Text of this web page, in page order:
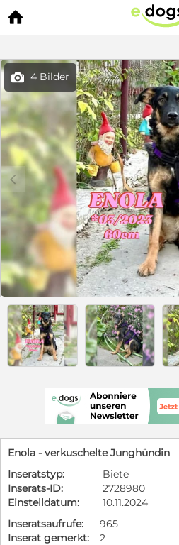

 4 Bilder
c
Enola - verkuschelte Junghündin
Inseratstyp:
Biete
Inserats-ID:
2728980
Einstelldatum:
10.11.2024
Inseratsaufrufe:
965
Inserat gemerkt:
2